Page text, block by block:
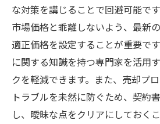
な対策を講じることで回避可能で
市場価格と乖離しないよう、最新
適正価格を設定することが重要で
に関する知識を持つ専門家を活用
クを軽減できます。また、売却プ
トラブルを未然に防ぐため、契約
し、曖昧な点をクリアにしておく